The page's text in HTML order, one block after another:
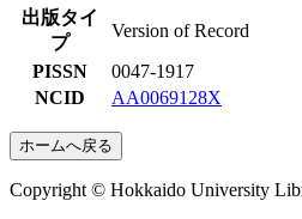
出版タイ
プ
Version of Record
PISSN
0047-1917
NCID
AA0069128X
ホームへ戻る
Copyright © Hokkaido University